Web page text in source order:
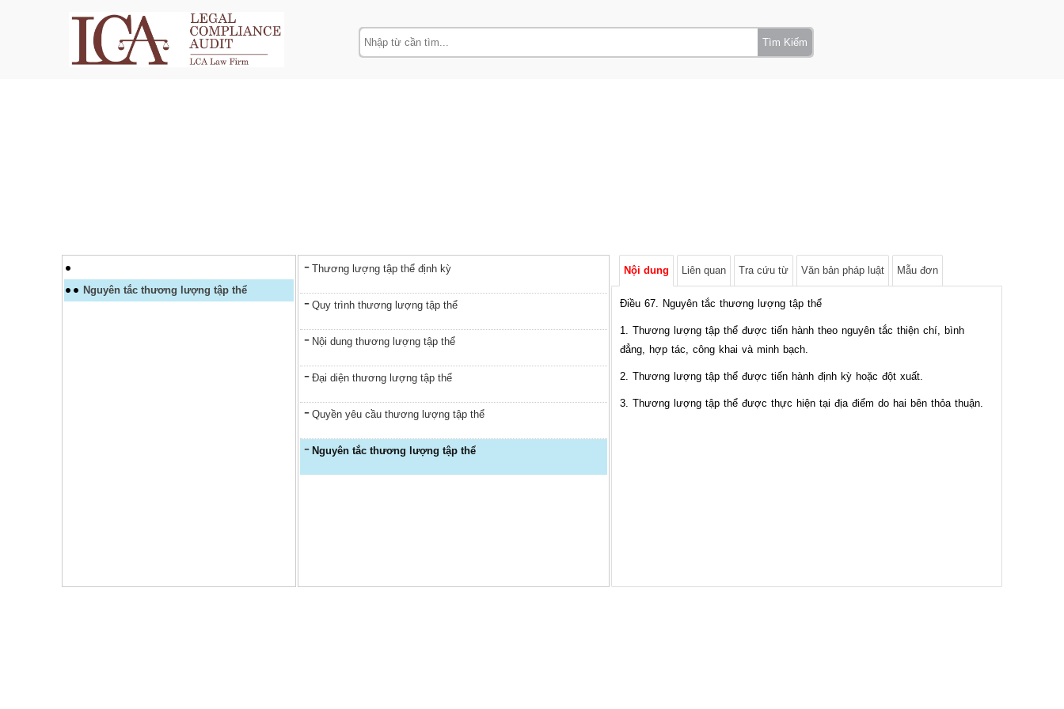
Tìm Kiếm
Nguyên tắc thương lượng tập thể
Thương lượng tập thể định kỳ
Quy trình thương lượng tập thể
Nội dung thương lượng tập thể
Đại diện thương lượng tập thể
Quyền yêu cầu thương lượng tập thể
Nguyên tắc thương lượng tập thể
Nội dung Liên quan Tra cứu từ Văn bản pháp luật Mẫu đơn
Điều 67. Nguyên tắc thương lượng tập thể
1. Thương lượng tập thể được tiến hành theo nguyên tắc thiện chí, bình
đẳng, hợp tác, công khai và minh bạch.
2. Thương lượng tập thể được tiến hành định kỳ hoặc đột xuất.
3. Thương lượng tập thể được thực hiện tại địa điểm do hai bên thỏa thuận.